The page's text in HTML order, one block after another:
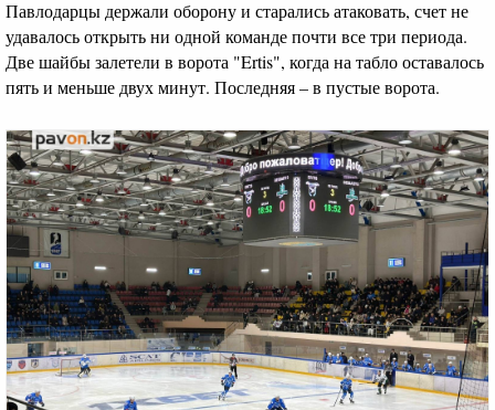
Павлодарцы держали оборону и старались атаковать, счет не
удавалось открыть ни одной команде почти все три периода.
Две шайбы залетели в ворота "Ertis", когда на табло оставалось
пять и меньше двух минут. Последняя – в пустые ворота.